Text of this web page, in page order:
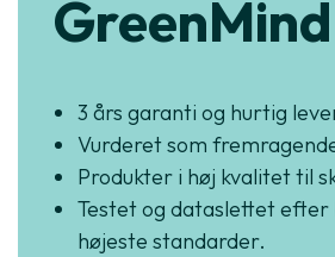
GreenMind
3 års garanti og hurtig
Vurderet som
Produkter i høj kvalitet til
Testet og dataslettet efter
højeste standarder.